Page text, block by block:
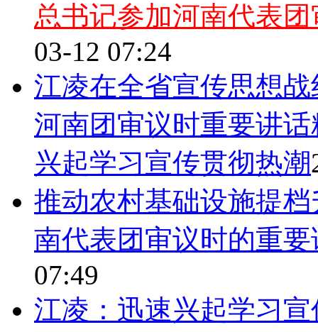
总书记参加河南代表
03-12 07:24
江凌在全省宣传思想
河南团审议时重要讲
兴起学习宣传贯彻热潮
推动农村基础设施提
南代表团审议时的重
07:49
江凌：迅速兴起学习